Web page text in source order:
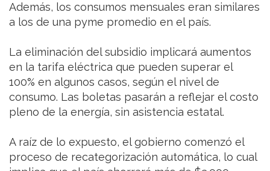
Además, los consumos mensuales eran similares
a los de una pyme promedio en el país.
La eliminación del subsidio implicará aumentos
en la tarifa eléctrica que pueden superar el
100% en algunos casos, según el nivel de
consumo. Las boletas pasarán a reflejar el costo
pleno de la energía, sin asistencia estatal.
A raíz de lo expuesto, el gobierno comenzó el
proceso de recategorización automática, lo cual